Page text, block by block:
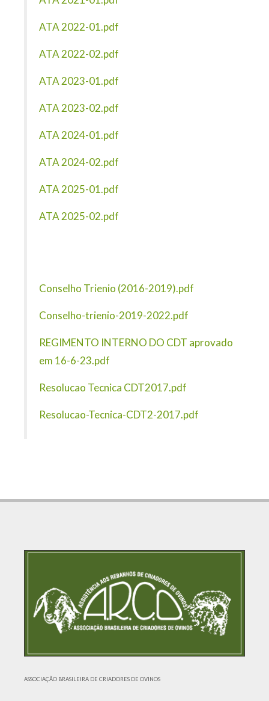
ATA 2022-01.pdf
ATA 2022-02.pdf
ATA 2023-01.pdf
ATA 2023-02.pdf
ATA 2024-01.pdf
ATA 2024-02.pdf
ATA 2025-01.pdf
ATA 2025-02.pdf
Conselho Trienio (2016-2019).pdf
Conselho-trienio-2019-2022.pdf
REGIMENTO INTERNO DO CDT aprovado
em 16-6-23.pdf
Resolucao Tecnica CDT2017.pdf
Resolucao-Tecnica-CDT2-2017.pdf
ASSOCIAÇÃO BRASILEIRA DE CRIADORES DE OVINOS